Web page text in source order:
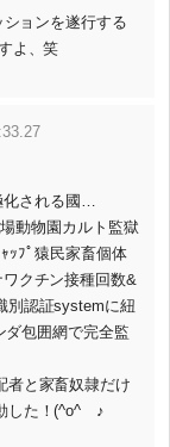
ョンを遂行する
よ、笑
化される國…
動物園カルト監獄
ｯﾌﾟ猿民家畜個体
クチン接種回数&
別認証systemに紐
ダ包囲網で完全監
者と家畜奴隷だけ
した！(^o^ゞ♪